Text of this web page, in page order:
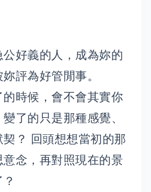
好義的人，成為妳的
評為好管閒事。
時候，會不會其實你
了的只是那種感覺、
？ 回頭想想當初的那
念，再對照現在的景